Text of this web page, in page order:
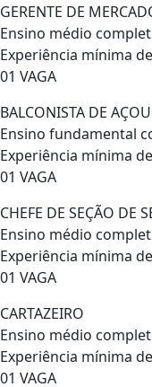
GERENTE DE
Ensino médio
Experiência mínima
01 VAGA
BALCONISTA DE
Ensino fundamental
Experiência mínima
01 VAGA
CHEFE DE SEÇÃO DE
Ensino médio
Experiência mínima
01 VAGA
CARTAZEIRO
Ensino médio
Experiência mínima
01 VAGA